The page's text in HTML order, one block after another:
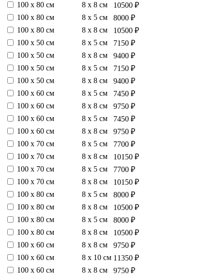
100 х 80 см
8 х 8 см
10500 ₽
100 х 80 см
8 х 5 см
8000 ₽
100 х 80 см
8 х 8 см
10500 ₽
100 х 50 см
8 х 5 см
7150 ₽
100 х 50 см
8 х 8 см
9400 ₽
100 х 50 см
8 х 5 см
7150 ₽
100 х 50 см
8 х 8 см
9400 ₽
100 х 60 см
8 х 5 см
7450 ₽
100 х 60 см
8 х 8 см
9750 ₽
100 х 60 см
8 х 5 см
7450 ₽
100 х 60 см
8 х 8 см
9750 ₽
100 х 70 см
8 х 5 см
7700 ₽
100 х 70 см
8 х 8 см
10150 ₽
100 х 70 см
8 х 5 см
7700 ₽
100 х 70 см
8 х 8 см
10150 ₽
100 х 80 см
8 х 5 см
8000 ₽
100 х 80 см
8 х 8 см
10500 ₽
100 х 80 см
8 х 5 см
8000 ₽
100 х 80 см
8 х 8 см
10500 ₽
100 х 60 см
8 х 8 см
9750 ₽
100 х 60 см
8 х 10 см 11350 ₽
100 х 60 см
8 х 8 см
9750 ₽